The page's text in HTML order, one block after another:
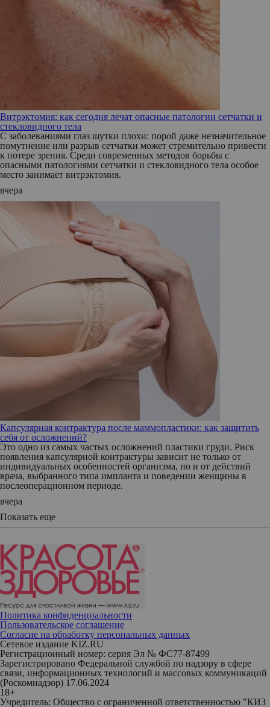
Витрэктомия: как сегодня лечат опасные патологии сетчатки и
стекловидного тела
С заболеваниями глаз шутки плохи: порой даже незначительное
помутнение или разрыв сетчатки может стремительно привести
к потере зрения. Среди современных методов борьбы с
опасными патологиями сетчатки и стекловидного тела особое
место занимает витрэктомия.
вчера
Капсулярная контрактура после маммопластики: как защитить
себя от осложнений?
Это одно из самых частых осложнений пластики груди. Риск
появления капсулярной контрактуры зависит не только от
индивидуальных особенностей организма, но и от действий
врача, выбранного типа импланта и поведении женщины в
послеоперационном периоде.
вчера
Показать еще
Политика конфиденциальности
Пользовательское соглашение
Согласие на обработку персональных данных
Сетевое издание KIZ.RU
Регистрационный номер: серия Эл № ФС77-87499
Зарегистрировано Федеральной службой по надзору в сфере
связи, информационных технологий и массовых коммуникаций
(Роскомнадзор) 17.06.2024
18+
Учредитель: Общество с ограниченной ответственностью "КИЗ